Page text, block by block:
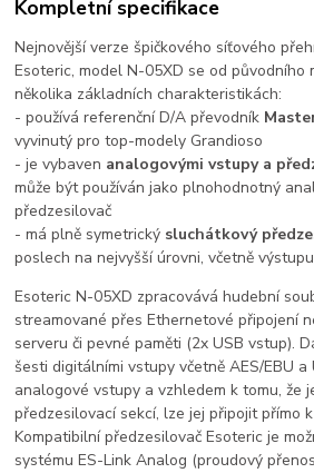
Kompletní specifikace
Nejnovější verze špičkového síťového
Esoteric, model N-05XD se od původního
několika základních charakteristikách:
- používá referenční D/A převodník
vyvinutý pro top-modely Grandioso
- je vybaven analogovými vstupy a
může být používán jako plnohodnotný
předzesilovač
- má plně symetrický sluchátkový
poslech na nejvyšší úrovni, včetně
Esoteric N-05XD zpracovává hudební
streamované přes Ethernetové připojení
serveru či pevné paměti (2x USB vstup).
šesti digitálními vstupy včetně AES/EBU a
analogové vstupy a vzhledem k tomu, že
předzesilovací sekcí, lze jej připojit přímo
Kompatibilní předzesilovač Esoteric je
systému ES-Link Analog (proudový